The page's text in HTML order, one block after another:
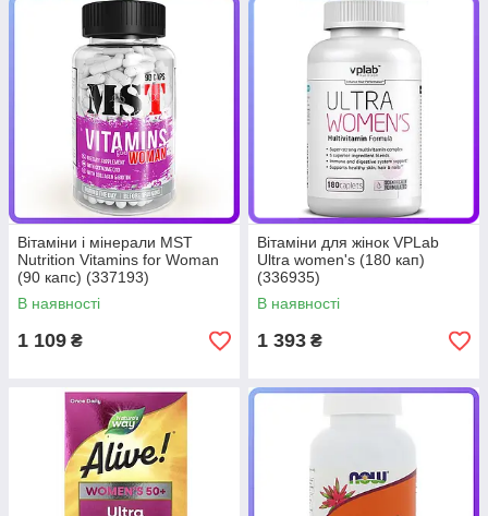
Вітаміни і мінерали MST
Nutrition Vitamins for Woman
(90 капс) (337193)
В наявності
1 109 ₴
Вітаміни для жінок VPLab
Ultra women's (180 кап)
(336935)
В наявності
1 393 ₴